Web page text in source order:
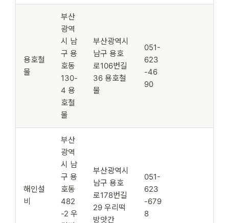
용호철
물
부산
광역
시 남
구 용
호동
130-
4 용
호철
물
부산광역시
남구 용호
로106번길
36 용호철
물
051-
623
-46
90
해인설
비
부산
광역
시 남
구 용
호동
482
-2 우
부산광역시
남구 용호
로178번길
29 우리떡
방앗간
051-
623
-679
8